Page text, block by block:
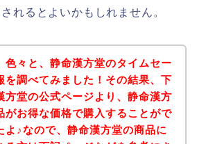
れるとよいかもしれません。
色々と、静命漢方堂のタイムセー
を調べてみました！その結果、下
方堂の公式ページより、静命漢方
がお得な価格で購入することがで
よ♪なので、静命漢方堂の商品に